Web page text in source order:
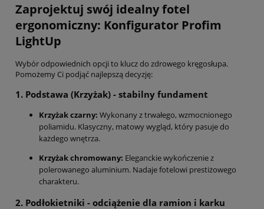
Zaprojektuj swój idealny fotel
ergonomiczny: Konfigurator Profim
LightUp
Wybór odpowiednich opcji to klucz do zdrowego kręgosłupa.
Pomożemy Ci podjąć najlepszą decyzję:
1. Podstawa (Krzyżak) - stabilny fundament
Krzyżak czarny: Wykonany z trwałego, wzmocnionego
poliamidu. Klasyczny, matowy wygląd, który pasuje do
każdego wnętrza.
Krzyżak chromowany: Eleganckie wykończenie z
polerowanego aluminium. Nadaje fotelowi prestiżowego
charakteru.
2. Podłokietniki - odciążenie dla ramion i karku